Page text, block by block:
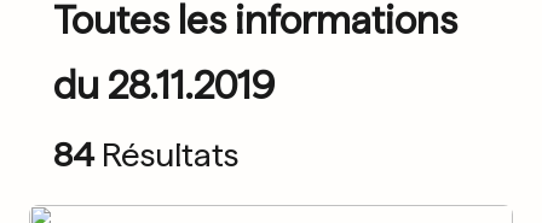
Toutes les informations
du 28.11.2019
84 Résultats